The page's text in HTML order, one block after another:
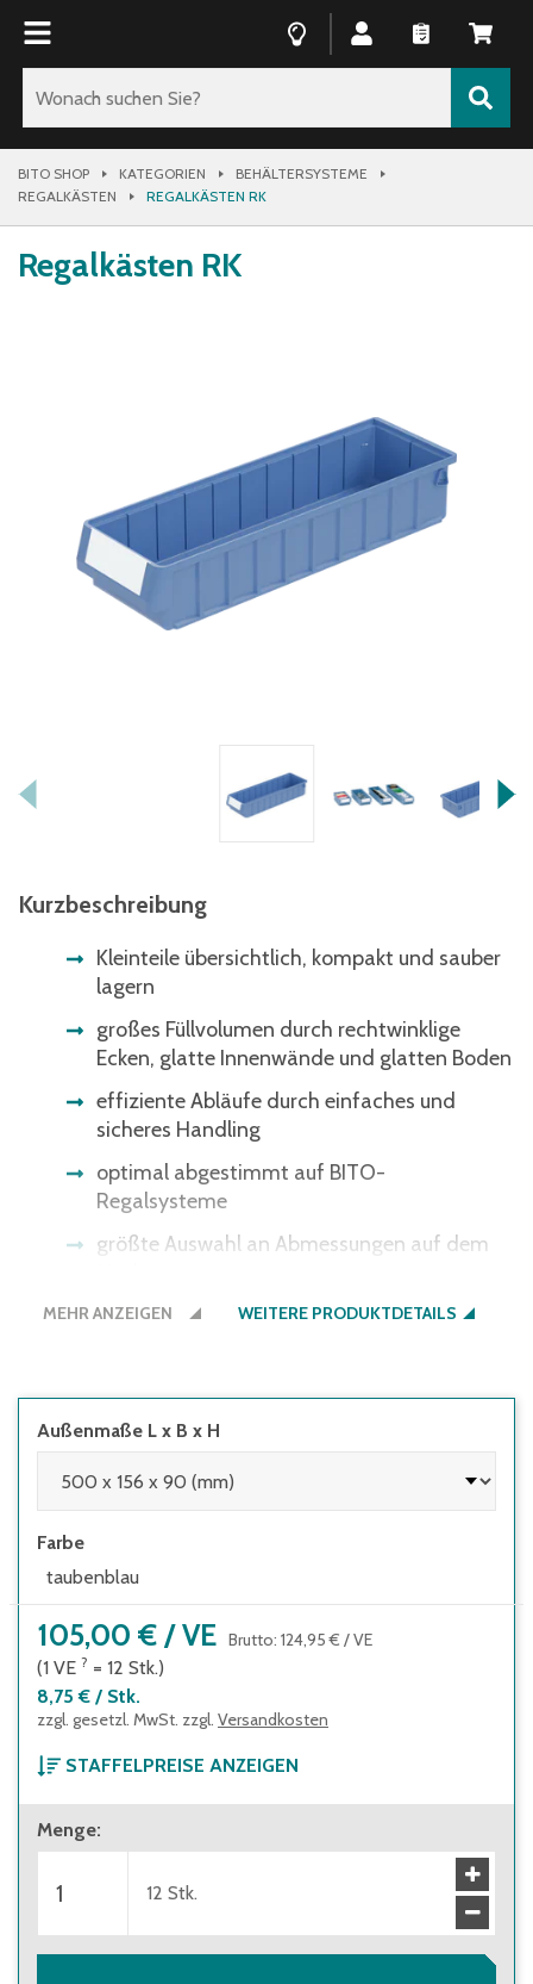
BITO SHOP KATEGORIEN
BEHÄLTERSYSTEME
REGALKÄSTEN
REGALKÄSTEN RK
Regalkästen RK
Kurzbeschreibung
Kleinteile übersichtlich, kompakt und sauber
lagern
großes Füllvolumen durch rechtwinklige
Ecken, glatte Innenwände und glatten Boden
effiziente Abläufe durch einfaches und
sicheres Handling
optimal abgestimmt auf BITO-
Regalsysteme
größte Auswahl an Abmessungen auf dem
MEHR ANZEIGEN WEITERE PRODUKTDETAILS
Außenmaße L x B x H
Farbe
taubenblau
105,00 € /VE Brutto: 124,95 € /VE
(1 VE ? = 12 Stk.)
8,75 € / Stk.
zzgl. gesetzl. MwSt. zzgl. Versandkosten
STAFFELPREISE ANZEIGEN
ab 1 Verpackungseinheit
105,00 €
ab 10 Verpackungseinheiten
96,00 €
Menge:
12 Stk.